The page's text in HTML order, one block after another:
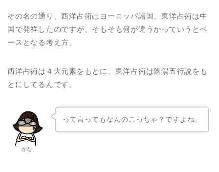
その名の通り、西洋占術はヨーロッパ諸国、東洋占術は中
国で発祥したのですが、そもそも何が違うかっていうとベ
ースとなる考え方。
西洋占術は４大元素をもとに、東洋占術は陰陽五行説をも
とにしてるんです。
かな
って言ってもなんのこっちゃ？ですよね。